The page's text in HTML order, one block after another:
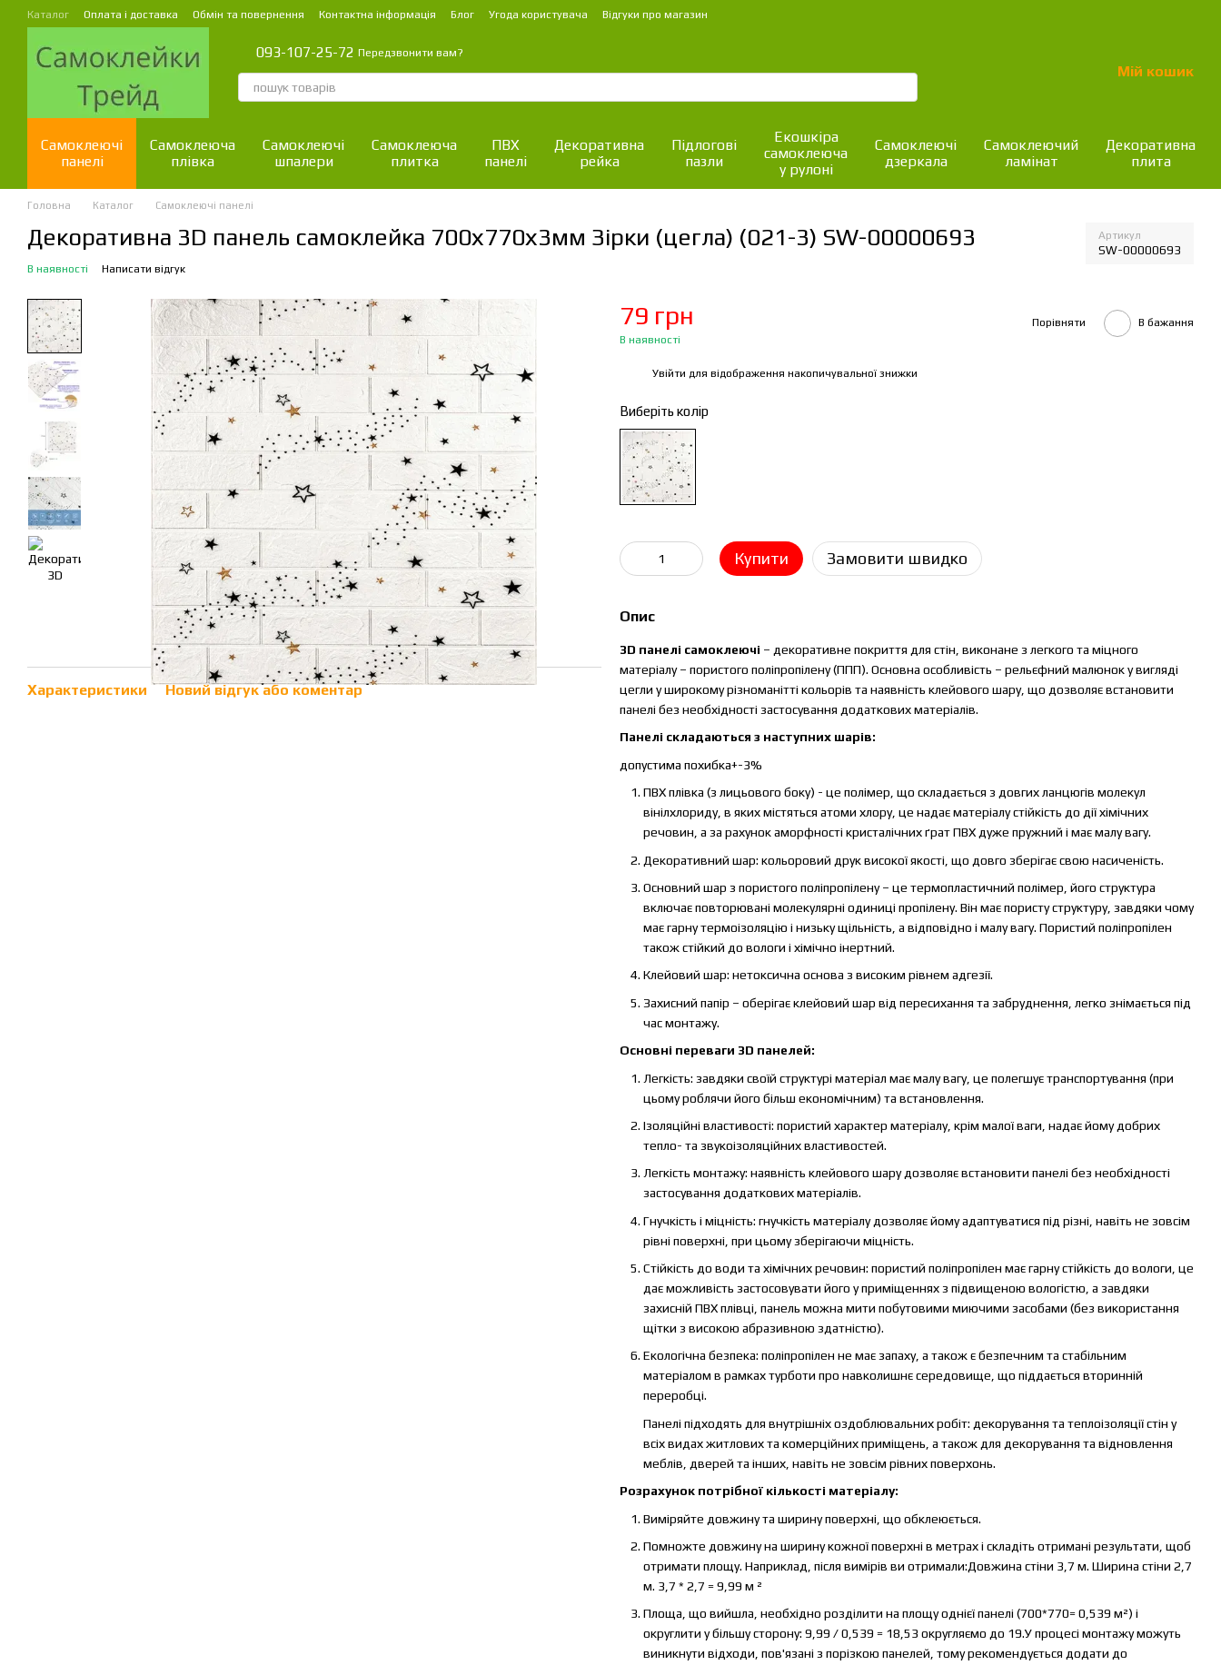
Перейти до основного контенту
Каталог Оплата і доставка Обмін та повернення Контактна інформація Блог Угода користувача Відгуки про магазин
093-107-25-72 Передзвонити вам?
Мій кошик
Самоклеючі
панелі
Самоклеюча
плівка
Самоклеючі
шпалери
Самоклеюча
плитка
ПВХ
панелі
Декоративна
рейка
Підлогові
пазли
Екошкіра
самоклеюча
у рулоні
Самоклеючі
дзеркала
Самоклеючий
ламінат
Декоративна
плита
Головна Каталог Самоклеючі панелі
Декоративна 3D панель самоклейка 700х770х3мм Зірки (цегла) (021-3) SW-00000693 Артикул
SW-00000693
В наявності Написати відгук
Характеристики Новий відгук або коментар
79 грн
В наявності
Порівняти В бажання
Увійти для відображення накопичувальної знижки
Виберіть колір
Купити Замовити швидко
Опис
3D панелі самоклеючі – декоративне покриття для стін, виконане з легкого та міцного
матеріалу – пористого поліпропілену (ППП). Основна особливість – рельєфний малюнок у вигляді
цегли у широкому різноманітті кольорів та наявність клейового шару, що дозволяє встановити
панелі без необхідності застосування додаткових матеріалів.
Панелі складаються з наступних шарів:
допустима похибка+-3%
ПВХ плівка (з лицьового боку) - це полімер, що складається з довгих ланцюгів молекул
вінілхлориду, в яких містяться атоми хлору, це надає матеріалу стійкість до дії хімічних
речовин, а за рахунок аморфності кристалічних ґрат ПВХ дуже пружний і має малу вагу.
Декоративний шар: кольоровий друк високої якості, що довго зберігає свою насиченість.
Основний шар з пористого поліпропілену – це термопластичний полімер, його структура
включає повторювані молекулярні одиниці пропілену. Він має пористу структуру, завдяки чому
має гарну термоізоляцію і низьку щільність, а відповідно і малу вагу. Пористий поліпропілен
також стійкий до вологи і хімічно інертний.
Клейовий шар: нетоксична основа з високим рівнем адгезії.
Захисний папір – оберігає клейовий шар від пересихання та забруднення, легко знімається під
час монтажу.
Основні переваги 3D панелей:
Легкість: завдяки своїй структурі матеріал має малу вагу, це полегшує транспортування (при
цьому роблячи його більш економічним) та встановлення.
Ізоляційні властивості: пористий характер матеріалу, крім малої ваги, надає йому добрих
тепло- та звукоізоляційних властивостей.
Легкість монтажу: наявність клейового шару дозволяє встановити панелі без необхідності
застосування додаткових матеріалів.
Гнучкість і міцність: гнучкість матеріалу дозволяє йому адаптуватися під різні, навіть не зовсім
рівні поверхні, при цьому зберігаючи міцність.
Стійкість до води та хімічних речовин: пористий поліпропілен має гарну стійкість до вологи, це
дає можливість застосовувати його у приміщеннях з підвищеною вологістю, а завдяки
захисній ПВХ плівці, панель можна мити побутовими миючими засобами (без використання
щітки з високою абразивною здатністю).
Екологічна безпека: поліпропілен не має запаху, а також є безпечним та стабільним
матеріалом в рамках турботи про навколишнє середовище, що піддається вторинній
переробці.
Панелі підходять для внутрішніх оздоблювальних робіт: декорування та теплоізоляції стін у
всіх видах житлових та комерційних приміщень, а також для декорування та відновлення
меблів, дверей та інших, навіть не зовсім рівних поверхонь.
Розрахунок потрібної кількості матеріалу:
Виміряйте довжину та ширину поверхні, що обклеюється.
Помножте довжину на ширину кожної поверхні в метрах і складіть отримані результати, щоб
отримати площу. Наприклад, після вимірів ви отримали:Довжина стіни 3,7 м. Ширина стіни 2,7
м. 3,7 * 2,7 = 9,99 м ²
Площа, що вийшла, необхідно розділити на площу однієї панелі (700*770= 0,539 м²) і
округлити у більшу сторону: 9,99 / 0,539 = 18,53 округляємо до 19.У процесі монтажу можуть
виникнути відходи, пов'язані з порізкою панелей, тому рекомендується додати до